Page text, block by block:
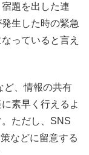
題を出した連
生した時の緊急
っていると言え
ど、情報の共有
素早く行えるよ
ただし、 SNS
などに留意する